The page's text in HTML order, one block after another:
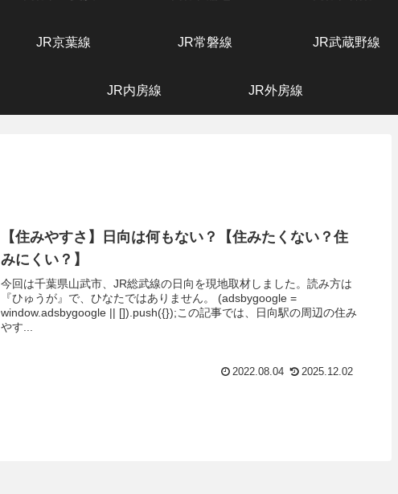
JR京葉線 JR常磐線 JR武蔵野線
JR内房線 JR外房線
【住みやすさ】日向は何もない？【住みたくない？住
みにくい？】
今回は千葉県山武市、JR総武線の日向を現地取材しました。読み方は
『ひゅうが』で、ひなたではありません。 (adsbygoogle =
window.adsbygoogle || []).push({});この記事では、日向駅の周辺の住み
やす...
2022.08.04 2025.12.02